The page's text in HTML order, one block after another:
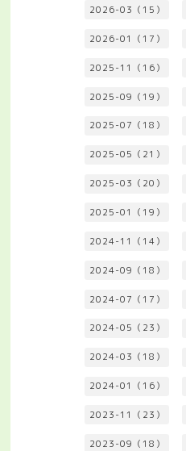
2026-03（15）
2026-01（17）
2025-11（16）
2025-09（19）
2025-07（18）
2025-05（21）
2025-03（20）
2025-01（19）
2024-11（14）
2024-09（18）
2024-07（17）
2024-05（23）
2024-03（18）
2024-01（16）
2023-11（23）
2023-09（18）